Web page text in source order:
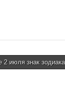
2 июля знак